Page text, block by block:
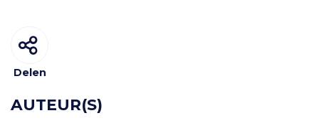
Delen
AUTEUR(S)